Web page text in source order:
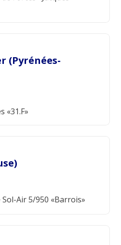
(Pyrénées-
«31.F»
Air 5/950 «Barrois»